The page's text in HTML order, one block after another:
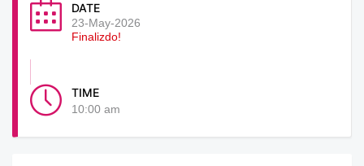
DATE
23-May-2026
Finalizdo!
TIME
10:00 am